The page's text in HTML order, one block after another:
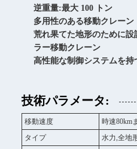
逆重量:最大 100 トン
多用性のある移動クレーン
荒れ果てた地形のために
ラー移動クレーン
高性能な制御システムを
技術パラメータ:
移動速度
時速80km
タイプ
水力,全地